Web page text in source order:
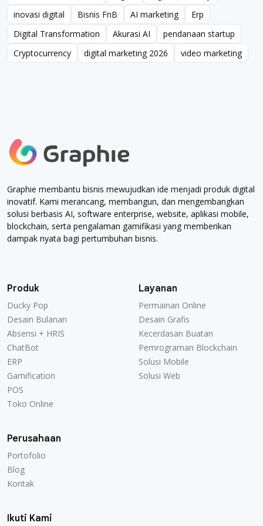
ai untuk content writer
Digital
Digital Economy
inovasi digital
inovasi digital
Bisnis FnB
Bisnis FnB
AI marketing
AI marketing
Erp
Erp
Digital Transformation
Digital Transformation
Akurasi AI
Akurasi AI
pendanaan startup
pendanaan startup
Cryptocurrency
Cryptocurrency
digital marketing 2026
digital marketing 2026
video marketing
video marketing
Graphie membantu bisnis mewujudkan ide menjadi produk digital
inovatif. Kami merancang, membangun, dan mengembangkan
solusi berbasis AI, software enterprise, website, aplikasi mobile,
blockchain, serta pengalaman gamifikasi yang memberikan
dampak nyata bagi pertumbuhan bisnis.
Produk
Ducky Pop
Ducky Pop
Desain Bulanan
Desain Bulanan
Absensi + HRIS
Absensi + HRIS
ChatBot
ChatBot
ERP
ERP
Gamification
Gamification
POS
POS
Toko Online
Layanan
Permainan Online
Permainan Online
Desain Grafis
Desain Grafis
Kecerdasan Buatan
Kecerdasan Buatan
Pemrograman Blockchain
Pemrograman Blockchain
Solusi Mobile
Solusi Mobile
Solusi Web
Perusahaan
Portofolio
Portofolio
Blog
Blog
Kontak
Ikuti Kami